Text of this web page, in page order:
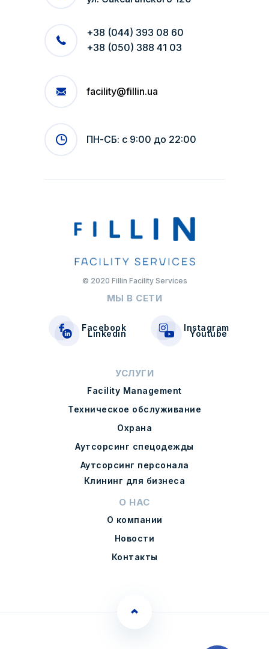
+38 (044) 393 08 60
+38 (050) 388 41 03
facility@fillin.ua
ПН-СБ: с 9:00 до 22:00
© 2020 Fillin Facility Services
УСЛУГИ
Facility Management
Техническое обслуживание
Охрана
Аутсорсинг спецодежды
Аутсорсинг персонала
О НАС
О компании
Новости
Контакты
МЫ В СЕТИ
Facebook Instagram
Клининг для бизнеса
Linkedin Youtube